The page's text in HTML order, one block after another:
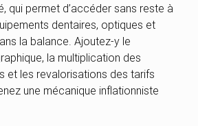
qui permet d’accéder sans reste à
dentaires, optiques et
la balance. Ajoutez-y le
la multiplication des
et les revalorisations des tarifs
une mécanique inflationniste